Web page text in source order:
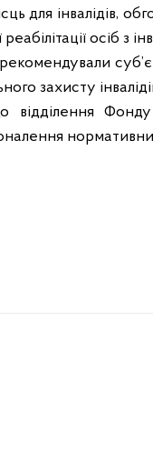
для інвалідів,
осіб з
захисту